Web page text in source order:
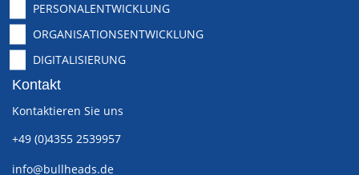
PERSONALENTWICKLUNG
ORGANISATIONSENTWICKLUNG
DIGITALISIERUNG
Kontakt
Kontaktieren Sie uns
+49 (0)4355 2539957
info@bullheads.de